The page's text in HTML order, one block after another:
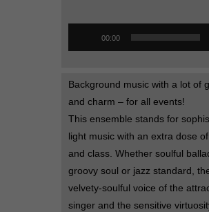
00:00
Background music with a lot of
and charm – for all events!
This ensemble stands for
light music with an extra dose
and class. Whether soulful
groovy soul or jazz standard,
velvety-soulful voice of the
singer and the sensitive